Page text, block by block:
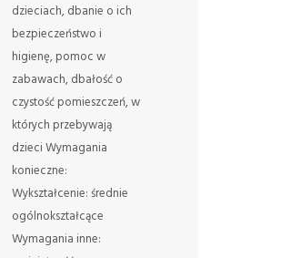
dzieciach, dbanie o ich
bezpieczeństwo i
higienę, pomoc w
zabawach, dbałość o
czystość pomieszczeń, w
których przebywają
dzieci Wymagania
konieczne:
Wykształcenie: średnie
ogólnokształcące
Wymagania inne: